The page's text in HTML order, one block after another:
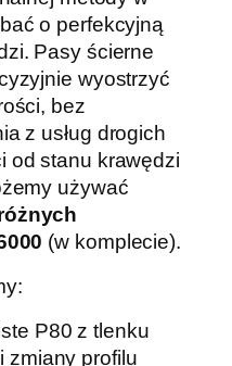
o perfekcyjną
Pasy ścierne
wyostrzyć
bez
z usług drogich
od stanu krawędzi
używać
(w komplecie).
P80 z tlenku
zmiany profilu